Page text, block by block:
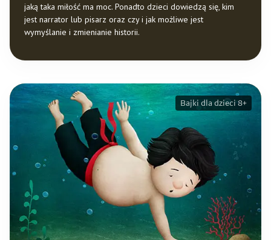
jaką taka miłość ma moc. Ponadto dzieci dowiedzą się, kim
jest narrator lub pisarz oraz czy i jak możliwe jest
wymyślanie i zmienianie historii.
Bajki dla dzieci 8+